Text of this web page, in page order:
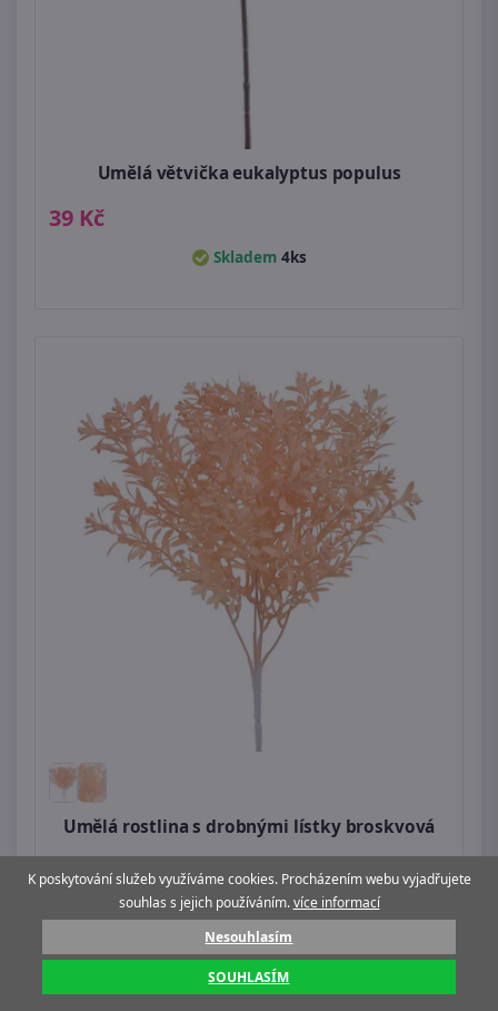
Umělá větvička eukalyptus populus
39 Kč
Skladem 4ks
Umělá rostlina s drobnými lístky broskvová
99 Kč
Skladem1ks
K poskytování služeb využíváme cookies. Procházením webu vyjadřujete
souhlas s jejich používáním.více informací
Nesouhlasím
SOUHLASÍM